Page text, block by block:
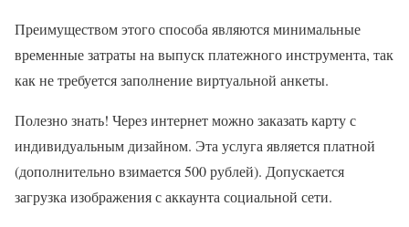
Преимуществом этого способа являются минимальные
временные затраты на выпуск платежного инструмента, так
как не требуется заполнение виртуальной анкеты.
Полезно знать! Через интернет можно заказать карту с
индивидуальным дизайном. Эта услуга является платной
(дополнительно взимается 500 рублей). Допускается
загрузка изображения с аккаунта социальной сети.